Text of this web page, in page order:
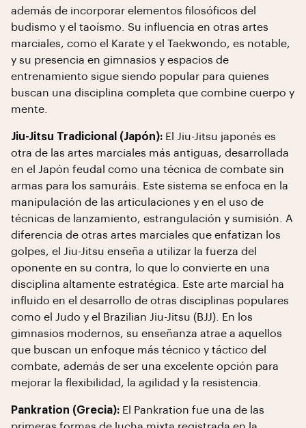
además de incorporar elementos filosóficos del
budismo y el taoísmo. Su influencia en otras artes
marciales, como el Karate y el Taekwondo, es notable,
y su presencia en gimnasios y espacios de
entrenamiento sigue siendo popular para quienes
buscan una disciplina completa que combine cuerpo y
mente.
Jiu-Jitsu Tradicional (Japón): El Jiu-Jitsu japonés es
otra de las artes marciales más antiguas, desarrollada
en el Japón feudal como una técnica de combate sin
armas para los samuráis. Este sistema se enfoca en la
manipulación de las articulaciones y en el uso de
técnicas de lanzamiento, estrangulación y sumisión. A
diferencia de otras artes marciales que enfatizan los
golpes, el Jiu-Jitsu enseña a utilizar la fuerza del
oponente en su contra, lo que lo convierte en una
disciplina altamente estratégica. Este arte marcial ha
influido en el desarrollo de otras disciplinas populares
como el Judo y el Brazilian Jiu-Jitsu (BJJ). En los
gimnasios modernos, su enseñanza atrae a aquellos
que buscan un enfoque más técnico y táctico del
combate, además de ser una excelente opción para
mejorar la flexibilidad, la agilidad y la resistencia.
Pankration (Grecia): El Pankration fue una de las